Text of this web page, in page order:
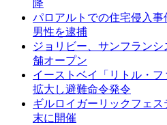
降
パロアルトでの住宅侵入
男性を逮捕
ジョリビー、サンフラン
舗オープン
イーストベイ「リトル・
拡大し避難命令発令
ギルロイガーリックフェ
末に開催